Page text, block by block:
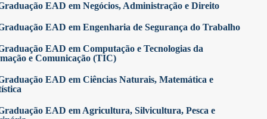
EAD em Negócios, Administração e Direito
EAD em Engenharia de Segurança do Trabalho
EAD em Computação e Tecnologias da
e Comunicação (TIC)
EAD em Ciências Naturais, Matemática e
EAD em Agricultura, Silvicultura, Pesca e